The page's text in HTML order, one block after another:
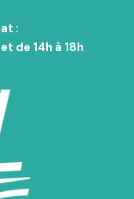
:
de 14h à 18h